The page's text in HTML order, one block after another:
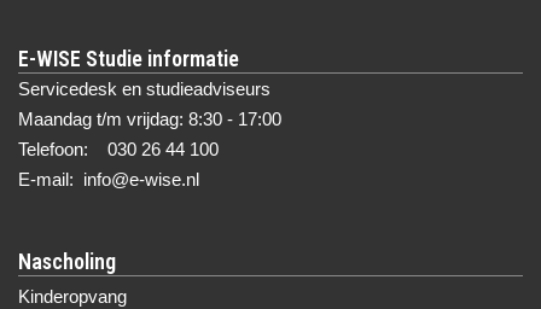
E-WISE Studie informatie
Servicedesk en studieadviseurs
Maandag t/m vrijdag: 8:30 - 17:00
Telefoon: 030 26 44 100
E-mail: info@e-wise.nl
Nascholing
Kinderopvang